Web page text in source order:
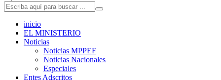
inicio
EL MINISTERIO
Noticias
Noticias MPPEF
Noticias Nacionales
Especiales
Entes Adscritos